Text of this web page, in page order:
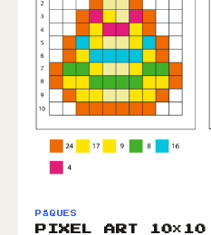
PâQUES
PIXEL ART 10×10